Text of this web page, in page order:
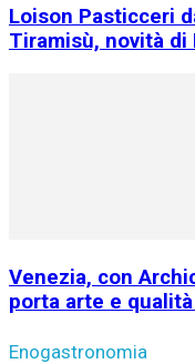
Loison Pasticceri
Tiramisù, novità di
Venezia, con
porta arte e
Enogastronomia